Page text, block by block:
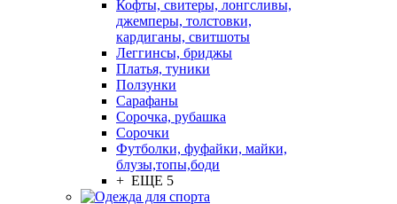
Кофты, свитеры, лонгсливы,
джемперы, толстовки,
кардиганы, свитшоты
Леггинсы, бриджы
Платья, туники
Ползунки
Сарафаны
Сорочка, рубашка
Сорочки
Футболки, фуфайки, майки,
блузы,топы,боди
+ ЕЩЕ 5